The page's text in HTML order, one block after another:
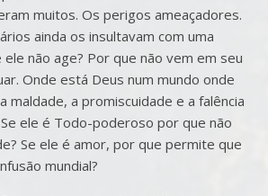
muitos. Os perigos ameaçadores.
ainda os insultavam com uma
não age? Por que não vem em seu
Onde está Deus num mundo onde
maldade, a promiscuidade e a falência
ele é Todo-poderoso por que não
Se ele é amor, por que permite que
mundial?